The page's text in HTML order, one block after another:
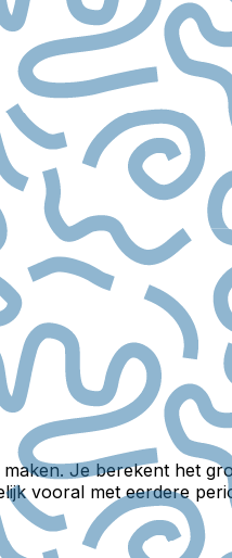
Je berekent het
vooral met eerdere